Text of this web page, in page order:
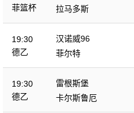
菲篮杯
拉马多斯
19:30
德乙
汉诺威96
菲尔特
19:30
德乙
雷根斯堡
卡尔斯鲁厄